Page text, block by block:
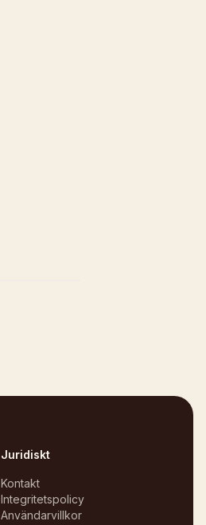
Juridiskt
Kontakt
Integritetspolicy
Användarvillkor